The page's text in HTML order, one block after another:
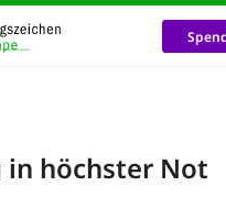
in höchster Not